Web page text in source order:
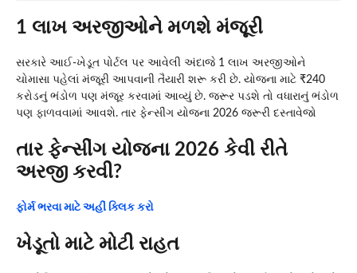
1 લાખ અરજીઓને મળશે મંજૂરી
સરકારે આઈ-ખેડૂત પોર્ટલ પર આવેલી અંદાજે 1 લાખ અરજીઓને
ચોમાસા પહેલાં મંજૂરી આપવાની તૈયારી શરૂ કરી છે. યોજના માટે ₹240
કરોડનું ભંડોળ પણ મંજૂર કરવામાં આવ્યું છે. જરૂર પડશે તો વધારાનું ભંડોળ
પણ ફાળવવામાં આવશે. તાર ફેન્સીંગ યોજના 2026 જરૂરી દસ્તાવેજો
તાર ફેન્સીંગ યોજના 2026 કેવી રીતે
અરજી કરવી?
ફોર્મ ભરવા માટે અહીં ક્લિક કરો
ખેડૂતો માટે મોટી રાહત